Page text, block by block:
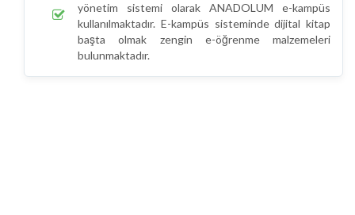
yönetim sistemi olarak ANADOLUM e-kampüs
kullanılmaktadır. E-kampüs sisteminde dijital kitap
başta olmak zengin e-öğrenme malzemeleri
bulunmaktadır.